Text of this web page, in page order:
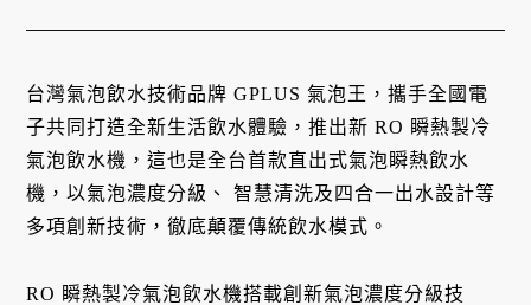
台灣氣泡飲水技術品牌 GPLUS 氣泡王，攜手全國電
子共同打造全新生活飲水體驗，推出新 RO 瞬熱製冷
氣泡飲水機，這也是全台首款直出式氣泡瞬熱飲水
機，以氣泡濃度分級、 智慧清洗及四合一出水設計等
多項創新技術，徹底顛覆傳統飲水模式。
RO 瞬熱製冷氣泡飲水機搭載創新氣泡濃度分級技